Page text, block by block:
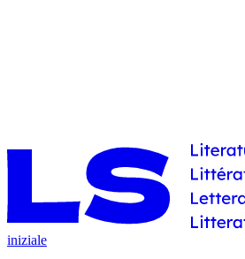
iniziale